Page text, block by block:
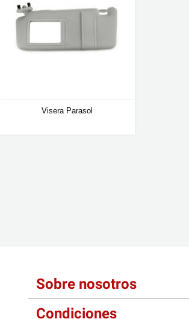
Visera Parasol
Sobre nosotros
Condiciones